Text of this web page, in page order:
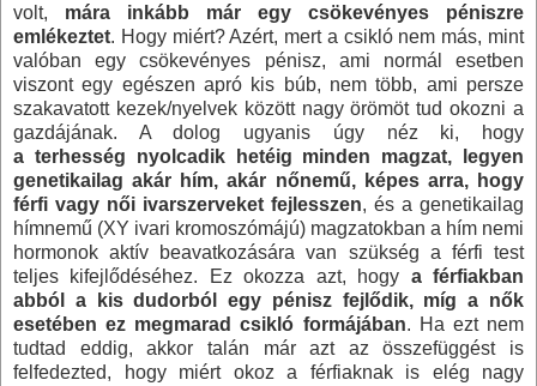
volt, mára inkább már egy csökevényes péniszre
emlékeztet. Hogy miért? Azért, mert a csikló nem más, mint
valóban egy csökevényes pénisz, ami normál esetben
viszont egy egészen apró kis búb, nem több, ami persze
szakavatott kezek/nyelvek között nagy örömöt tud okozni a
gazdájának. A dolog ugyanis úgy néz ki, hogy
a terhesség nyolcadik hetéig minden magzat, legyen
genetikailag akár hím, akár nőnemű, képes arra, hogy
férfi vagy női ivarszerveket fejlesszen, és a genetikailag
hímnemű (XY ivari kromoszómájú) magzatokban a hím nemi
hormonok aktív beavatkozására van szükség a férfi test
teljes kifejlődéséhez. Ez okozza azt, hogy a férfiakban
abból a kis dudorból egy pénisz fejlődik, míg a nők
esetében ez megmarad csikló formájában. Ha ezt nem
tudtad eddig, akkor talán már azt az összefüggést is
felfedezted, hogy miért okoz a férfiaknak is elég nagy